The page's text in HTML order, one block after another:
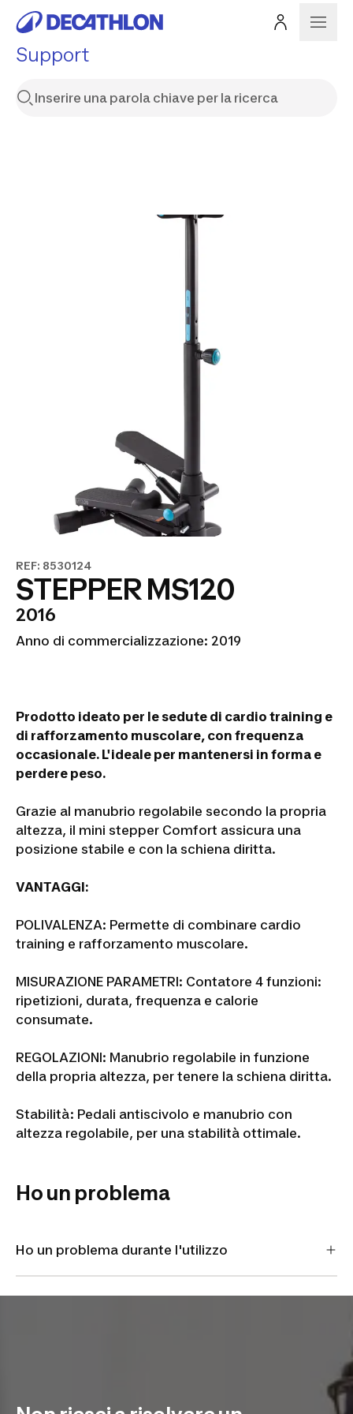
Support
REF: 8530124
STEPPER MS120
2016
Anno di commercializzazione: 2019
Prodotto ideato per le sedute di cardio training e
di rafforzamento muscolare, con frequenza
occasionale. L'ideale per mantenersi in forma e
perdere peso.
Grazie al manubrio regolabile secondo la propria
altezza, il mini stepper Comfort assicura una
posizione stabile e con la schiena diritta.
VANTAGGI:
POLIVALENZA: Permette di combinare cardio
training e rafforzamento muscolare.
MISURAZIONE PARAMETRI: Contatore 4 funzioni:
ripetizioni, durata, frequenza e calorie
consumate.
REGOLAZIONI: Manubrio regolabile in funzione
della propria altezza, per tenere la schiena diritta.
Stabilità: Pedali antiscivolo e manubrio con
altezza regolabile, per una stabilità ottimale.
Ho un problema
Ho un problema durante l'utilizzo